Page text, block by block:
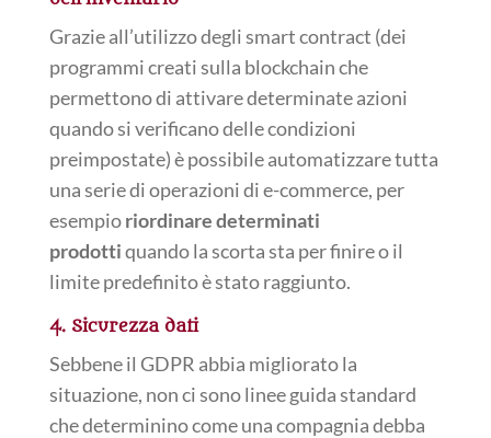
Grazie all’utilizzo degli smart contract (dei
programmi creati sulla blockchain che
permettono di attivare determinate azioni
quando si verificano delle condizioni
preimpostate) è possibile automatizzare tutta
una serie di operazioni di e-commerce, per
esempioriordinare determinati
prodottiquando la scorta sta per finire o il
limite predefinito è stato raggiunto.
4. Sicurezza dati
Sebbene il GDPR abbia migliorato la
situazione, non ci sono linee guida standard
che determinino come una compagnia debba